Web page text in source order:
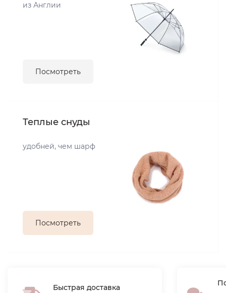
из Англии
Посмотреть
Теплые снуды
удобней, чем шарф
Посмотреть
Быстрая доставка